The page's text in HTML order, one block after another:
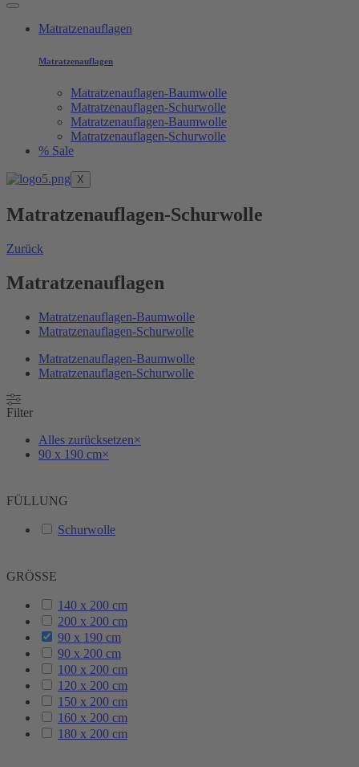
Matratzenauflagen
Matratzenauflagen
Matratzenauflagen-Baumwolle
Matratzenauflagen-Schurwolle
Matratzenauflagen-Baumwolle
Matratzenauflagen-Schurwolle
% Sale
X
Matratzenauflagen-Schurwolle
Zurück
Matratzenauflagen
Matratzenauflagen-Baumwolle
Matratzenauflagen-Schurwolle
Matratzenauflagen-Baumwolle
Matratzenauflagen-Schurwolle
Filter
Alles zurücksetzen×
90 x 190 cm×
FÜLLUNG
Schurwolle
GRÖSSE
140 x 200 cm
200 x 200 cm
90 x 190 cm
90 x 200 cm
100 x 200 cm
120 x 200 cm
150 x 200 cm
160 x 200 cm
180 x 200 cm